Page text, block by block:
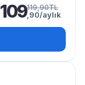
109119,90TL
,90/aylık